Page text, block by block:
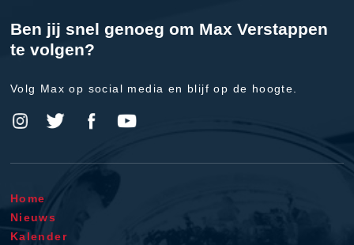
Ben jij snel genoeg om Max Verstappen
te volgen?
Volg Max op social media en blijf op de hoogte.
Home
Nieuws
Kalender